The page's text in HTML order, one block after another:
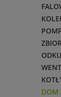
DOM